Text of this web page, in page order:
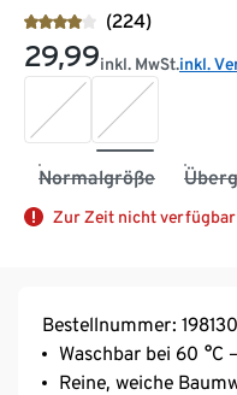
(224)
29,99inkl. MwSt.inkl.
Normalgröße
Zur Zeit nicht verfügbar
Bestellnummer: 198130
Waschbar bei 60 °C
Reine, weiche